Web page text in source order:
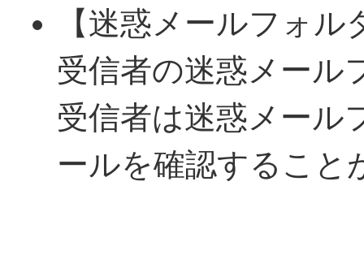
【迷惑メールフォ
受信者の迷惑メール
受信者は迷惑メール
ールを確認すること